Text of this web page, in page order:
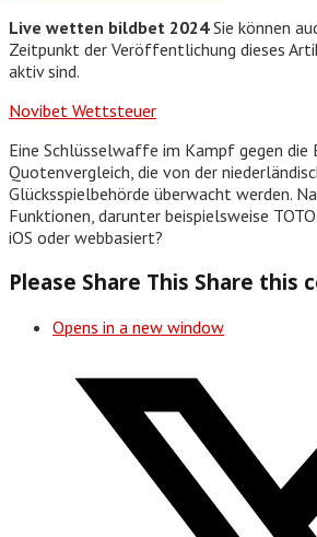
Live wetten bildbet 2024Sie können
Zeitpunkt der Veröffentlichung dieses
aktiv sind.
Novibet Wettsteuer
Eine Schlüsselwaffe im Kampf gegen die
Quotenvergleich, die von der
Glücksspielbehörde überwacht werden.
Funktionen, darunter beispielsweise
iOS oder webbasiert?
Please Share This Share this
Opens in a new window